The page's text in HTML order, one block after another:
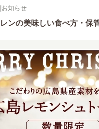
|お知らせ
ンの美味しい食べ方・保